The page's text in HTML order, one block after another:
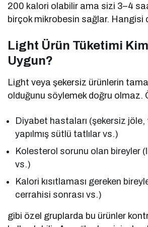
200 kalori olabilir ama sizi 3–4
birçok mikrobesin sağlar. Hangisi
Light Ürün Tüketimi
Uygun?
Light veya şekersiz ürünlerin
olduğunu söylemek doğru olmaz.
Diyabet hastaları (şekersiz jöle,
yapılmış sütlü tatlılar vs.)
Kolesterol sorunu olan bireyler
vs.)
Kalori kısıtlaması gereken
cerrahisi sonrası vs.)
gibi özel gruplarda bu ürünler